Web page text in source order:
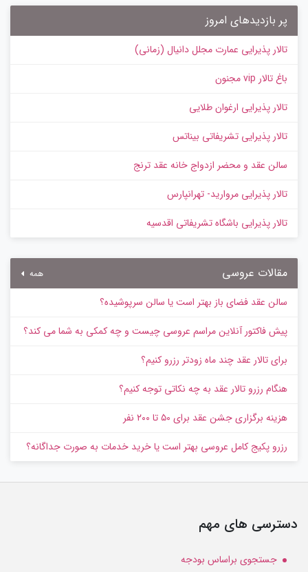
پر بازدیدهای امروز
تالار پذیرایی عمارت مجلل دانیال (زمانی)
باغ تالار vip مجنون
تالار پذیرایی ارغوان طلایی
تالار پذیرایی تشریفاتی بیناتس
سالن عقد و محضر ازدواج خانه عقد ترنج
تالار پذیرایی مروارید- تهرانپارس
تالار پذیرایی باشگاه تشریفاتی اقدسیه
مقالات عروسی همه
سالن عقد فضای باز بهتر است یا سالن سرپوشیده؟
پیش‌ فاکتور آنلاین مراسم عروسی چیست و چه کمکی به شما می کند؟
برای تالار عقد چند ماه زودتر رزرو کنیم؟
هنگام رزرو تالار عقد به چه نکاتی توجه کنیم؟
هزینه برگزاری جشن عقد برای ۵۰ تا ۲۰۰ نفر
رزرو پکیج کامل عروسی بهتر است یا خرید خدمات به‌ صورت جداگانه؟
دسترسی های مهم
جستجوی براساس بودجه